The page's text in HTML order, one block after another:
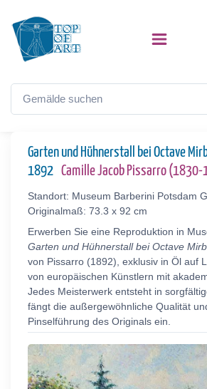
Garten und Hühnerstall bei Octave
1892 Camille Jacob Pissarro
Standort: Museum Barberini Potsdam
Originalmaß: 73.3 x 92 cm
Erwerben Sie eine Reproduktion in
Garten und Hühnerstall bei Octave
von Pissarro (1892), exklusiv in Öl auf
von europäischen Künstlern mit
Jedes Meisterwerk entsteht in
fängt die außergewöhnliche Qualität
Pinselführung des Originals ein.